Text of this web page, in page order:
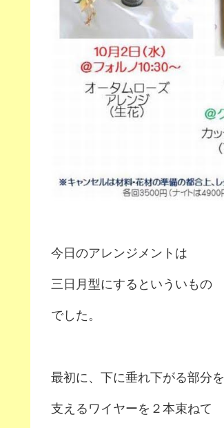
今日のアレンジメントは
三日月型にするといういもの
でした。
最初に、下に垂れ下がる部分を
支えるワイヤーを２本束ねて